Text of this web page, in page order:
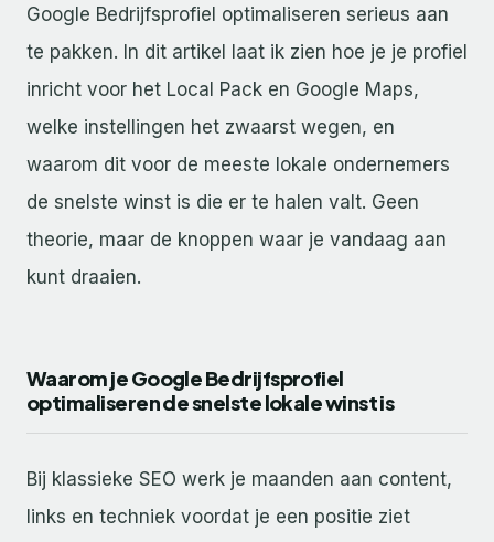
Google Bedrijfsprofiel optimaliseren serieus aan
te pakken. In dit artikel laat ik zien hoe je je profiel
inricht voor het Local Pack en Google Maps,
welke instellingen het zwaarst wegen, en
waarom dit voor de meeste lokale ondernemers
de snelste winst is die er te halen valt. Geen
theorie, maar de knoppen waar je vandaag aan
kunt draaien.
Waarom je Google Bedrijfsprofiel
optimaliseren de snelste lokale winst is
Bij klassieke SEO werk je maanden aan content,
links en techniek voordat je een positie ziet